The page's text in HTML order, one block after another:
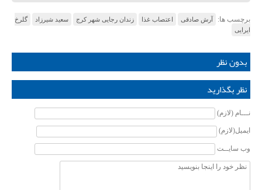
برچسب ها: آرش صادقی اعتصاب غذا زندان رجایی شهر کرج سعید شیرزاد
گلرخ
ایرایی
بدون نظر
نظر بگذارید
نـــام (لازم)
ایمیل(لازم)
وب سایــت